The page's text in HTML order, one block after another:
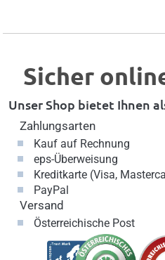
Sicher
Unser Shop bietet Ihnen
Zahlungsarten
Kauf auf Rechnung
eps-Überweisung
Kreditkarte (Visa,
PayPal
Versand
Österreichische Post